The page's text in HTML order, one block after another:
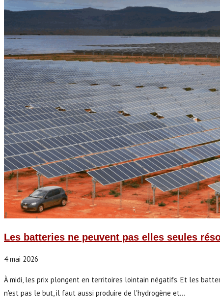
Les batteries ne peuvent pas elles seules
4 mai 2026
À midi, les prix plongent en territoires lointain négatifs. Et les
n'est pas le but, il faut aussi produire de l'hydrogène et…